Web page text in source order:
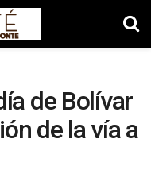
de Bolívar
de la vía a